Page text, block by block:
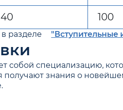
40 100
разделе "Вступительные
специализацию,
знания о